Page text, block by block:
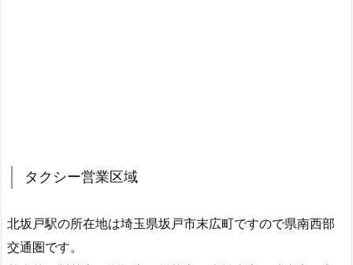
タクシー営業区域
北坂戸駅の所在地は埼玉県坂戸市末広町ですので県南西部
交通圏です。